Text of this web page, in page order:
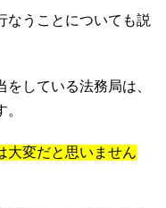
なうことについても説
している法務局は、
大変だと思いません